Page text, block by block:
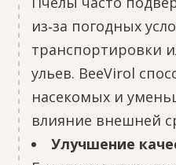
из‑за погодных
транспортировки
ульев. BeeVirol
насекомых и
влияние внешней
Улучшение